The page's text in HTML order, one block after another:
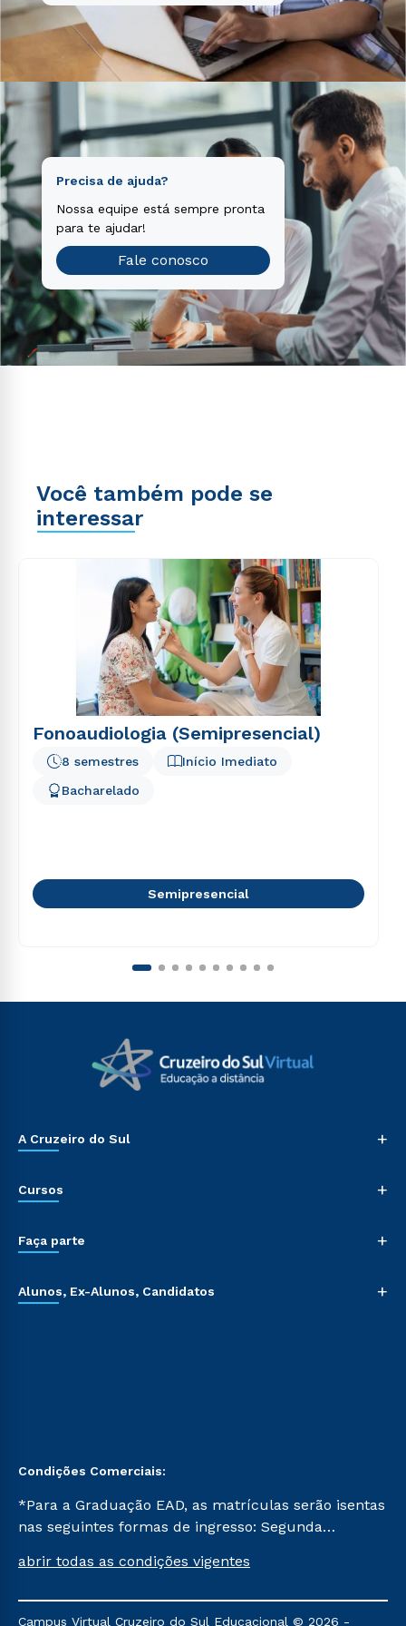
Precisa de ajuda?
Nossa equipe está sempre pronta
para te ajudar!
Fale conosco
Você também pode se
interessar
Fonoaudiologia (Semipresencial)
Início Imediato
8 semestres
Bacharelado
Semipresencial
A Cruzeiro do Sul +
Cursos +
Faça parte +
Alunos, Ex-Alunos, Candidatos +
Condições Comerciais:
*Para a Graduação EAD, as matrículas serão isentas
nas seguintes formas de ingresso: Segunda
Já para as demais, a taxa de matrícula será de R$
mencionadas são referentes aos cursos: Ensino
abrir todas as condições vigentes
Campus Virtual Cruzeiro do Sul Educacional © 2026 -